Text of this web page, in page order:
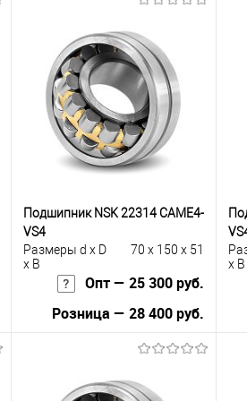
Купить в 1
К
сравнению
В избранное
Под заказ
Подшипник NSK 22314 CAME4-
VS4
Размеры d x D
x B
70 x 150 x 51
Опт — 25 300 руб.
Розница — 28 400 руб.
x B